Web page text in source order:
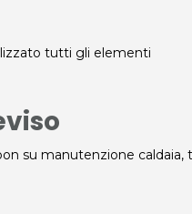
tutti gli elementi
su manutenzione